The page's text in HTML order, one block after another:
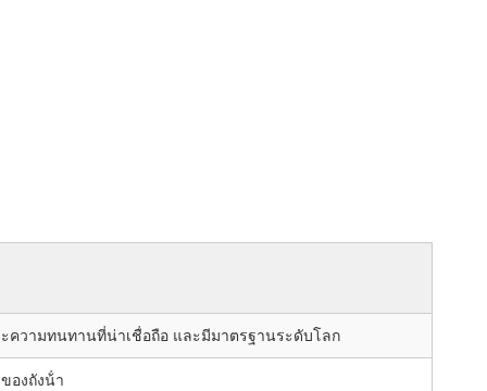
ความทนทานที่น่าเชื่อถือ และมีมาตรฐานระดับโลก
องถังน้ํา